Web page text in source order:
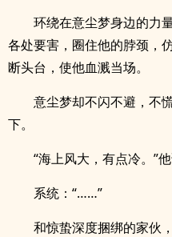
环绕在意尘梦身边的力
各处要害，圈住他的脖颈，
断头台，使他血溅当场。
意尘梦却不闪不避，不
下。
“海上风大，有点冷。”
系统：“……”
和惊蛰深度捆绑的家伙